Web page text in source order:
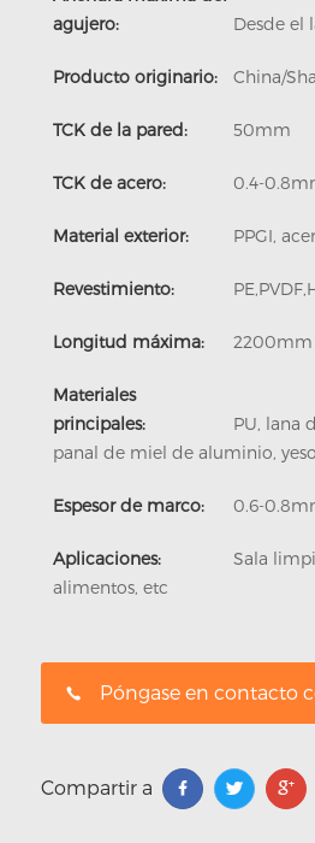
agujero:
Desde el
Producto originario: China/
TCK de la pared: 50mm
TCK de acero: 0.4-
Material exterior: PPGI,
Revestimiento:
Longitud máxima: 2200mm
Materiales
principales:
PU, lana
panal de miel de aluminio,
Espesor de marco: 0.6-
Aplicaciones:
Sala
alimentos, etc
Póngase en contacto
Compartir a